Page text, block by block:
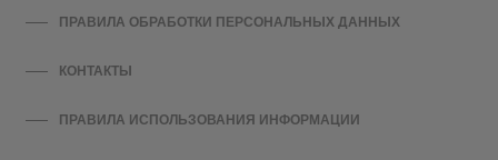
ПРАВИЛА ОБРАБОТКИ ПЕРСОНАЛЬНЫХ ДАННЫХ
КОНТАКТЫ
ПРАВИЛА ИСПОЛЬЗОВАНИЯ ИНФОРМАЦИИ